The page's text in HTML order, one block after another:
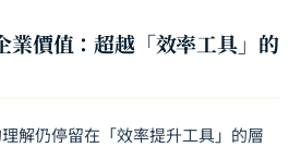
業價值：超越「效率工具」的
解仍停留在「效率提升工具」的層